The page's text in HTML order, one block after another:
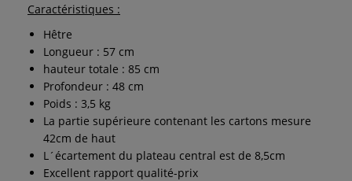
Caractéristiques :
Hêtre
Longueur : 57 cm
hauteur totale : 85 cm
Profondeur : 48 cm
Poids : 3,5 kg
La partie supérieure contenant les cartons mesure
42cm de haut
L´écartement du plateau central est de 8,5cm
Excellent rapport qualité-prix